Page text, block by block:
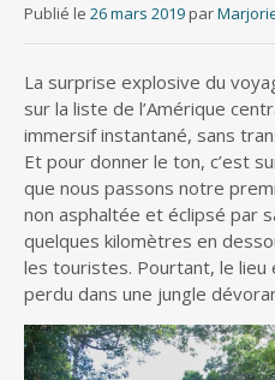
Publié le 26 mars 2019 par
La surprise explosive du
sur la liste de l’Amérique
immersif instantané, sans
Et pour donner le ton, c’est
que nous passons notre
non asphaltée et éclipsé par
quelques kilomètres en
les touristes. Pourtant, le lieu
perdu dans une jungle